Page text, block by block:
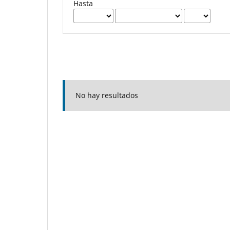
Hasta
No hay resultados